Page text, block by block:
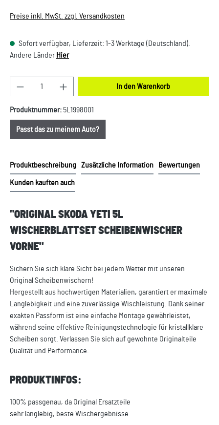
Preise inkl. MwSt. zzgl. Versandkosten
Sofort verfügbar, Lieferzeit: 1-3 Werktage (Deutschland).
Andere Länder Hier
Produkt Anzahl: Gib den gewünschten Wert ein
In den Warenkorb
Produktnummer: 5L1998001
Passt das zu meinem Auto?
Produktbeschreibung Zusätzliche Information Bewertungen
Kunden kauften auch
"ORIGINAL SKODA YETI 5L
WISCHERBLATTSET SCHEIBENWISCHER
VORNE"
Sichern Sie sich klare Sicht bei jedem Wetter mit unseren
Original Scheibenwischern!
Hergestellt aus hochwertigen Materialien, garantiert er maximale
Langlebigkeit und eine zuverlässige Wischleistung. Dank seiner
exakten Passform ist eine einfache Montage gewährleistet,
während seine effektive Reinigungstechnologie für kristallklare
Scheiben sorgt. Verlassen Sie sich auf gewohnte Originalteile
Qualität und Performance.
PRODUKTINFOS:
100% passgenau, da Original Ersatzteile
sehr langlebig, beste Wischergebnisse